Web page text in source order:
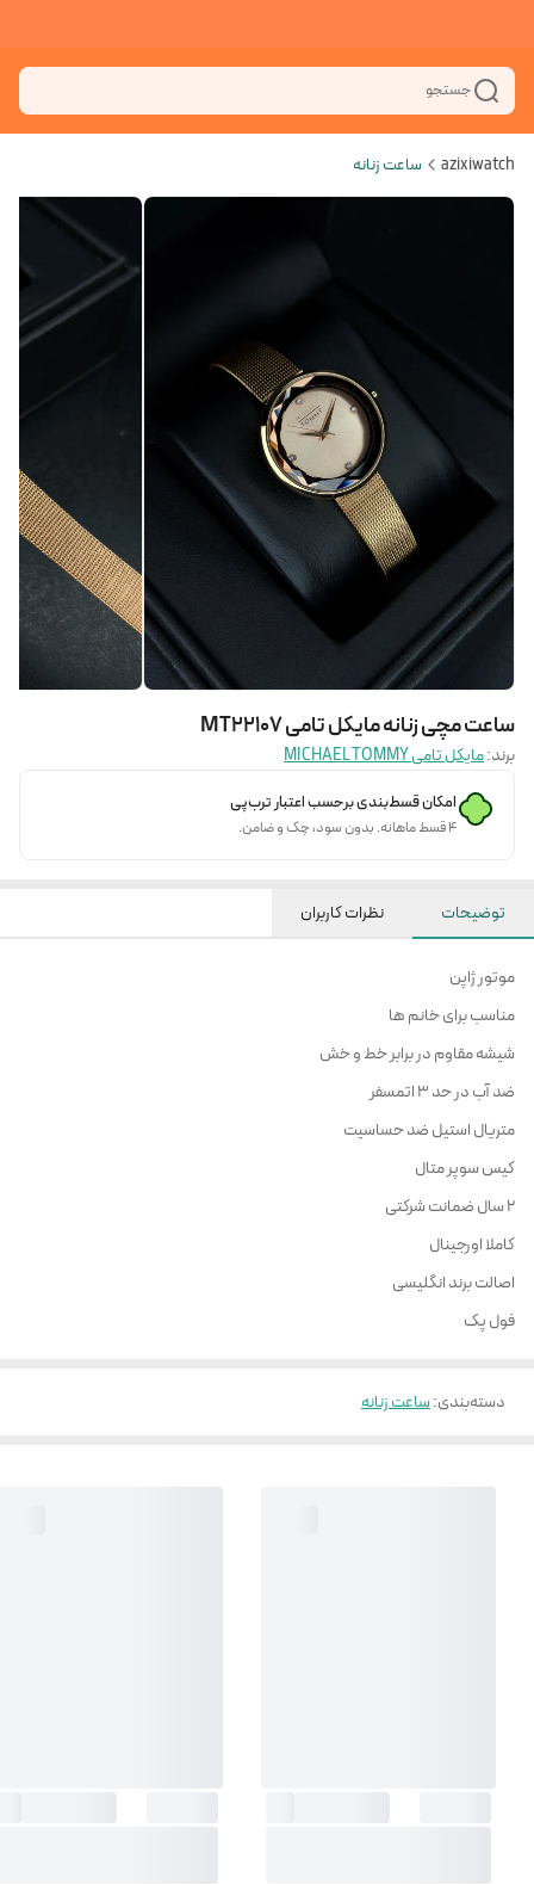
جستجو
azixiwatch ساعت زنانه
ساعت مچی زنانه مایکل تامی MT22107
برند:مایکل تامی MICHAEL TOMMY
امکان قسط‌بندی برحسب اعتبار ترب‌پی
۴ قسط ماهانه. بدون سود، چک و ضامن.
توضیحات نظرات کاربران
موتور ژاپن
مناسب برای خانم ها
شیشه مقاوم در برابر خط و خش
ضد آب در حد 3 اتمسفر
متریال استیل ضد حساسیت
کیس سوپر متال
2 سال ضمانت شرکتی
کاملا اورجینال
اصالت برند انگلیسی
فول پک
دسته‌بندی:ساعت زنانه